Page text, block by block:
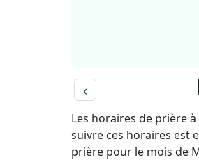
‹
Les horaires de prière
suivre ces horaires est
prière pour le mois de